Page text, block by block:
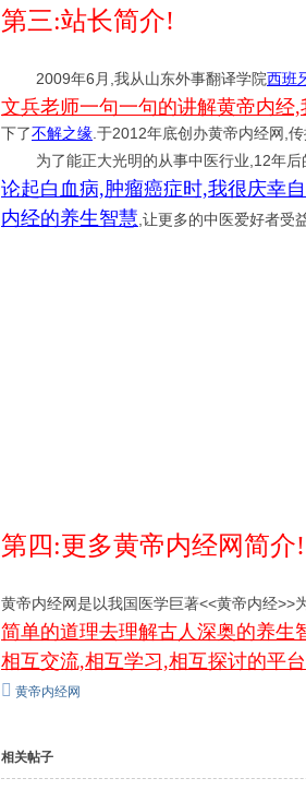
第三:站长简介!
2009年6月,我从山东外事翻译学院西班
文兵老师一句一句的讲解黄帝内经
下了不解之缘 .于2012年底创办黄帝内经网,
为了能正大光明的从事中医行业,12年后
论起白血病,肿瘤癌症时,我很庆幸
内经的养生智慧 ,让更多的中医爱好者受
第四:更多黄帝内经网简介!
黄帝内经网是以我国医学巨著<<黄帝内经>>
简单的道理去理解古人深奥的养生
相互交流,相互学习,相互探讨的平台
黄帝内经网
相关帖子